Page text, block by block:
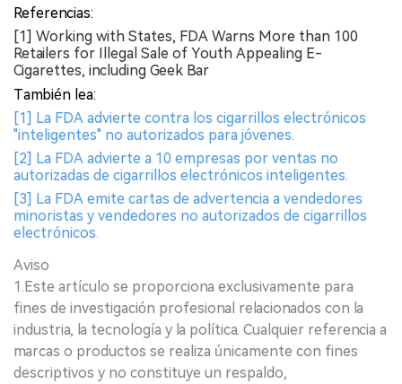
Referencias:
[1] Working with States, FDA Warns More than 100
Retailers for Illegal Sale of Youth Appealing E-
Cigarettes, including Geek Bar
También lea:
[1] La FDA advierte contra los cigarrillos electrónicos
"inteligentes" no autorizados para jóvenes.
[2] La FDA advierte a 10 empresas por ventas no
autorizadas de cigarrillos electrónicos inteligentes.
[3] La FDA emite cartas de advertencia a vendedores
minoristas y vendedores no autorizados de cigarrillos
electrónicos.
Aviso
1.Este artículo se proporciona exclusivamente para
fines de investigación profesional relacionados con la
industria, la tecnología y la política. Cualquier referencia a
marcas o productos se realiza únicamente con fines
descriptivos y no constituye un respaldo,